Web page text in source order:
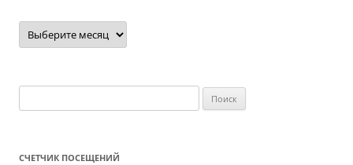
Архив
новостей
СЧЕТЧИК ПОСЕЩЕНИЙ